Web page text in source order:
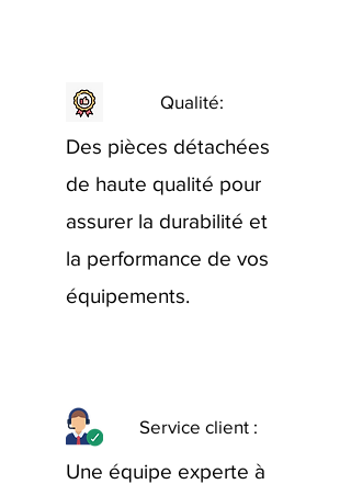
Qualité:
Des pièces détachées
de haute qualité pour
assurer la durabilité et
la performance de vos
équipements.
Service client :
Une équipe experte à